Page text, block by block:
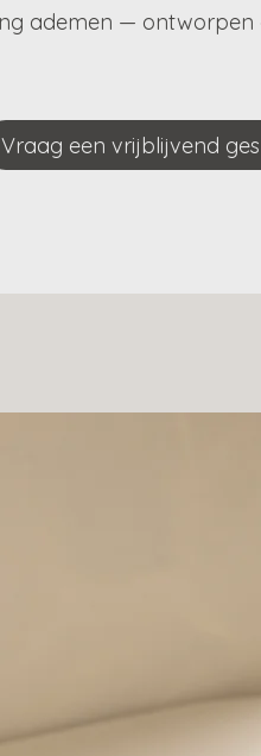
ademen — ontworpen
Vraag een vrijblijvend